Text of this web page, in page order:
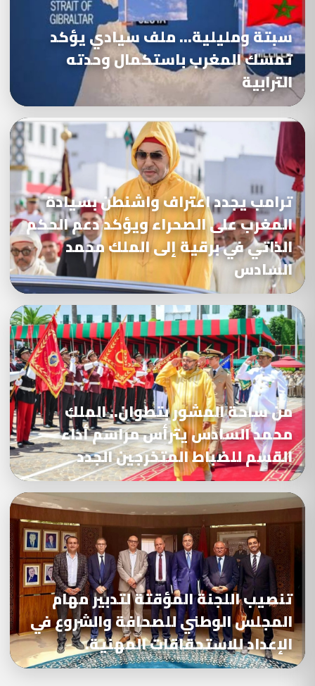
سبتة ومليلية… ملف سيادي يؤكد
تمسك المغرب باستكمال وحدته
الترابية
ترامب يجدد اعتراف واشنطن بسيادة
المغرب على الصحراء ويؤكد دعم الحكم
الذاتي في برقية إلى الملك محمد
السادس
من ساحة المشور بتطوان.. الملك
محمد السادس يترأس مراسم أداء
القسم للضباط المتخرجين الجدد
تنصيب اللجنة المؤقتة لتدبير مهام
المجلس الوطني للصحافة والشروع في
الإعداد للاستحقاقات المهنية.